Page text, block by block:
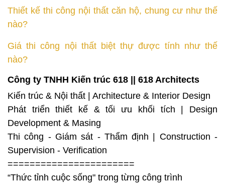
Thiết kế thi công nội thất căn hộ, chung cư như thế
nào?
Giá thi công nội thất biệt thự được tính như thế
nào?
Công ty TNHH Kiến trúc 618 || 618 Architects
Kiến trúc & Nội thất | Architecture & Interior Design
Phát triển thiết kế & tối ưu khối tích | Design
Development & Masing
Thi công - Giám sát - Thẩm định | Construction -
Supervision - Verification
=======================
“Thức tỉnh cuộc sống" trong từng công trình